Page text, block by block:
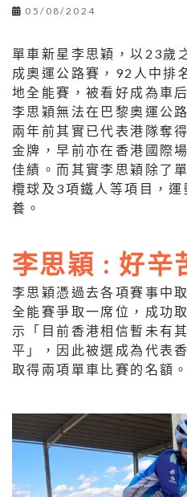
05/08/2024
單車新星李思穎，以23歲
成奧運公路賽，92人中排
地全能賽，被看好成為車
李思穎無法在巴黎奧運公
兩年前其實已代表港隊奪
金牌，早前亦在香港國際
佳績。而其實李思穎除了
欖球及3項鐵人等項目，
養。
李思穎 : 好辛
李思穎憑過去各項賽事中
全能賽爭取一席位，成功
示「目前香港相信暫未有
平」，因此被選成為代表
取得兩項單車比賽的名額。